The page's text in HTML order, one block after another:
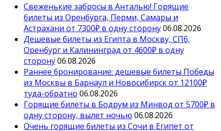
Свеженькие забросы в Анталью! Горящие
билеты из Оренбурга, Перми, Самары и
Астрахани от 7300₽ в одну сторону06.08.2026
Дешевые билеты из Египта в Москву, СПб,
Оренбург и Калининград от 4600₽ в одну
сторону06.08.2026
Раннее бронирование: дешевые билеты Победы
из Москвы в Барнаул и Новосибирск от 12100₽
туда-обратно 06.08.2026
Горящие билеты в Бодрум из Минвод от 5700₽ в
одну сторону, вылет ночью 06.08.2026
Очень горящие билеты из Сочи в Египет от